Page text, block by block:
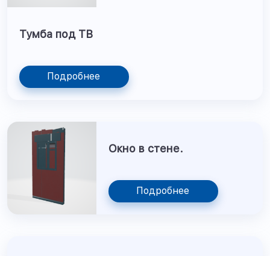
Тумба под ТВ
Подробнее
Окно в стене.
Подробнее